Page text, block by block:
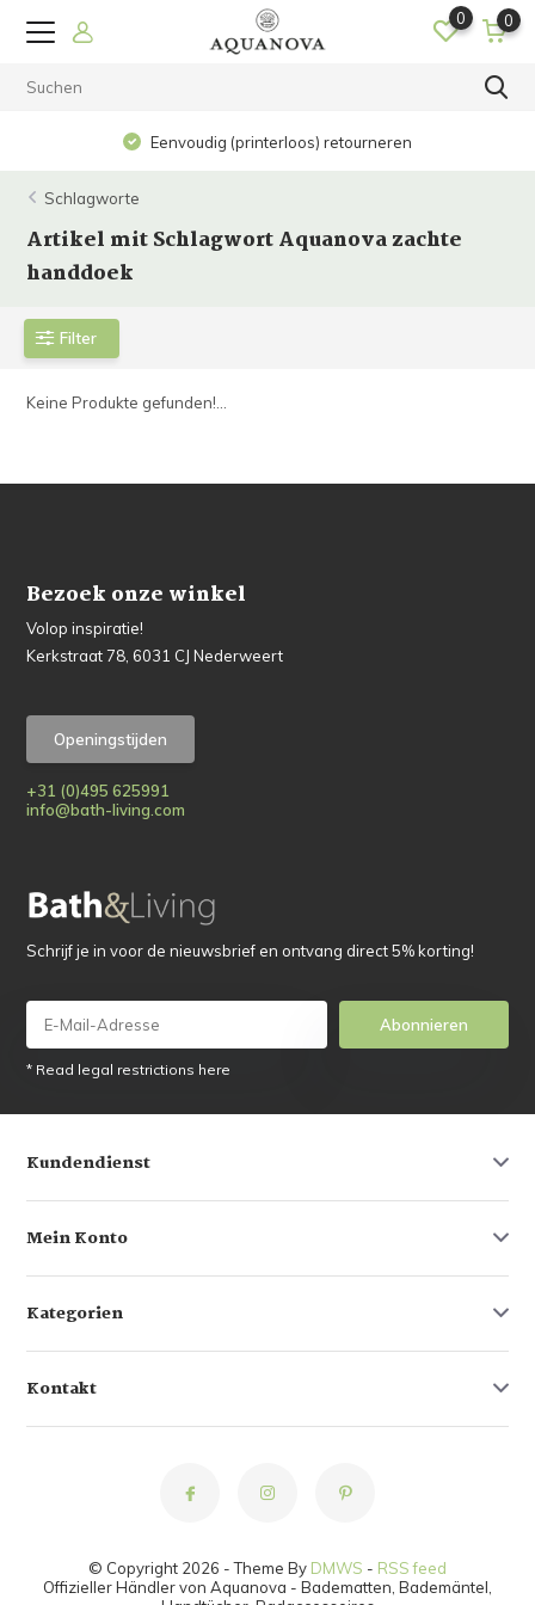
0 0
Eenvoudig (printerloos) retourneren
Schlagworte
Artikel mit Schlagwort Aquanova zachte
handdoek
Filter
Keine Produkte gefunden!...
Bezoek onze winkel
Volop inspiratie!
Kerkstraat 78, 6031 CJ Nederweert
Openingstijden
+31 (0)495 625991
info@bath-living.com
Schrijf je in voor de nieuwsbrief en ontvang direct 5% korting!
Abonnieren
* Read legal restrictions here
Kundendienst
Mein Konto
Kategorien
Kontakt
© Copyright 2026 - Theme By DMWS - RSS feed
Offizieller Händler von Aquanova - Badematten, Bademäntel,